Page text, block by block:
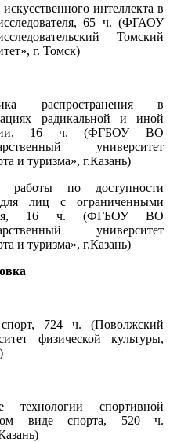
интеллекта в
65 ч. (ФГАОУ
Томский
г. Томск)
распространения в
радикальной и иной
16 ч. (ФГБОУ ВО
университет
и туризма», г.Казань)
работы по доступности
для лиц с ограниченными
16 ч. (ФГБОУ ВО
университет
и туризма», г.Казань)
724 ч. (Поволжский
физической культуры,
технологии спортивной
виде спорта, 520 ч.